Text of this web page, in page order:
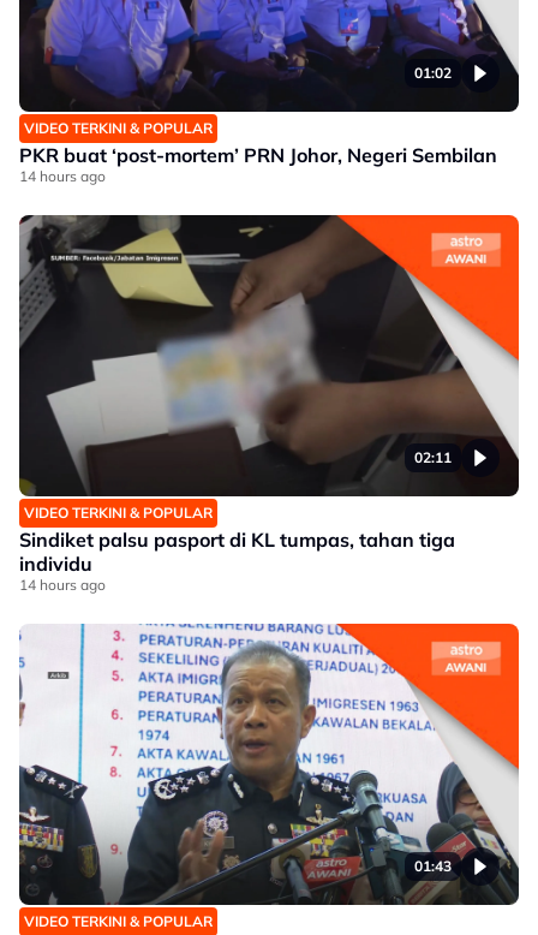
01:02
VIDEO TERKINI & POPULAR
PKR buat ‘post-mortem’ PRN Johor, Negeri Sembilan
14 hours ago
02:11
VIDEO TERKINI & POPULAR
Sindiket palsu pasport di KL tumpas, tahan tiga
individu
14 hours ago
01:43
VIDEO TERKINI & POPULAR